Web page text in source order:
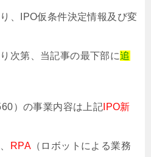
、IPO仮条件決定情報及び変
次第、当記事の最下部に追
）の事業内容は上記 IPO新
RPA （ロボットによる業務